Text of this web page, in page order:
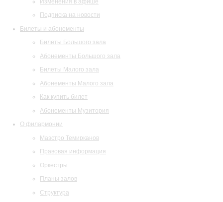
Подписка на новости
Билеты и абонементы
Билеты Большого зала
Абонементы Большого зала
Билеты Малого зала
Абонементы Малого зала
Как купить билет
Абонементы Музитория
О филармонии
Маэстро Темирканов
Правовая информация
Оркестры
Планы залов
Структура